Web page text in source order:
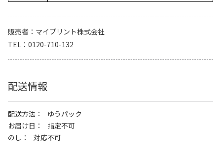
販売者
マイプリント株式会社
TEL
0120-710-132
配送情報
配送方法
ゆうパック
お届け日
指定不可
のし
対応不可